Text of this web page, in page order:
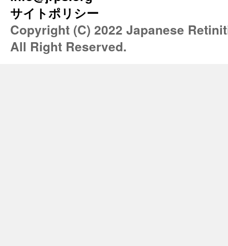
サイトポリシー
Copyright (C) 2022 Japanese
All Right Reserved.